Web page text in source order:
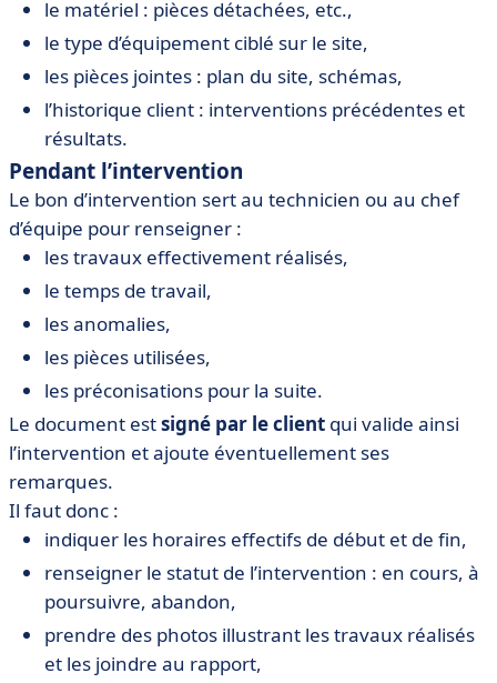
le matériel : pièces détachées, etc.,
le type d’équipement ciblé sur le site,
les pièces jointes : plan du site, schémas,
l’historique client : interventions précédentes et
résultats.
Pendant l’intervention
Le bon d’intervention sert au technicien ou au chef
d’équipe pour renseigner :
les travaux effectivement réalisés,
le temps de travail,
les anomalies,
les pièces utilisées,
les préconisations pour la suite.
Le document estsigné par le client qui valide ainsi
l’intervention et ajoute éventuellement ses
remarques.
Il faut donc :
indiquer les horaires effectifs de début et de fin,
renseigner le statut de l’intervention : en cours, à
poursuivre, abandon,
prendre des photos illustrant les travaux réalisés
et les joindre au rapport,